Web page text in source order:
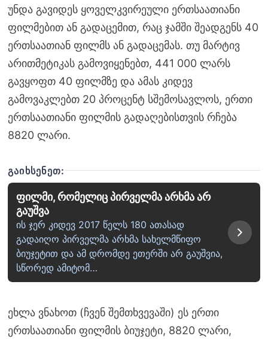
უნდა გავიდეს ყოველკვირეული ერთსაათიანი
ფილმებით ან გადაცემით, რაც ჯამში შეადგენს 40
ერთსაათიან ფილმს ან გადაცემას. თუ მარტივ
არითმეტიკას გამოვიყენებთ, 441 000 ლარს
გავყოფთ 40 ფილმზე და ამას კიდევ
გამოვაკლებთ 20 პროცენტ სშემოსავლოს, ერთი
ერთსაათიანი ფილმის გადაღებისთვის რჩება
8820 ლარი.
ᲒᲐᲘᲮᲡᲔᲜᲔᲗ:
ფილმი, რომელიც პირველმა არხმა არ
გაუშვა
ის ჯერ კიდევ 2017 წელს 180 ათასად
გადაიღო პირველმა არხმა სახელმწიფო
ბიუჯეტით და ამ დრომდე ეთერში არ გაუშვია,
სწორედ ამიტომ…
ეხლა ვნახოთ (ჩვენ შემთხვევაში) ეს ერთი
ერთსაათიანი ფილმის ბიუჯეტი, 8820 ლარი,